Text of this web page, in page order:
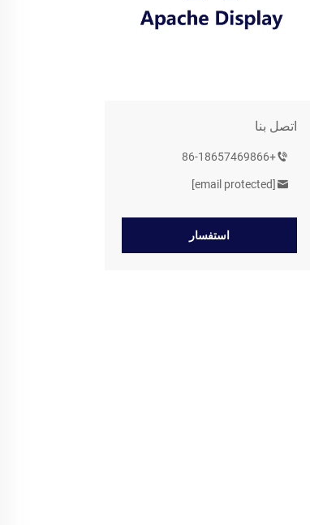
اتصل بنا
+86-18657469866
[email protected]
استفسار